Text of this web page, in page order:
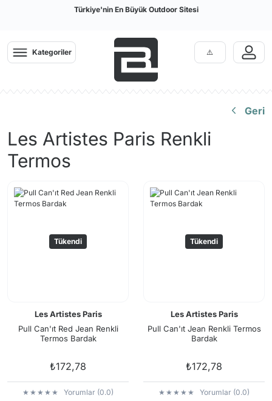
Türkiye'nin En Büyük Outdoor Sitesi
Kategoriler
Geri
Les Artistes Paris Renkli
Termos
Tükendi
Les Artistes Paris
Pull Can'ıt Red Jean Renkli
Termos Bardak
₺172,78
Yorumlar (0.0)
Tükendi
Les Artistes Paris
Pull Can'ıt Jean Renkli Termos
Bardak
₺172,78
Yorumlar (0.0)